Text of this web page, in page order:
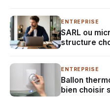
ENTREPRISE
SARL ou
structure
ENTREPRISE
Ballon
bien choisir